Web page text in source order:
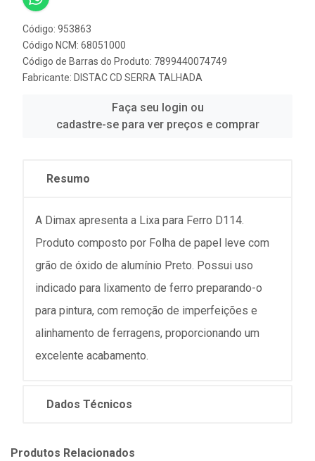
Código: 953863
Código NCM: 68051000
Código de Barras do Produto: 7899440074749
Fabricante: DISTAC CD SERRA TALHADA
Faça seu login ou
cadastre-se para ver preços e comprar
Resumo
A Dimax apresenta a Lixa para Ferro D114.
Produto composto por Folha de papel leve com
grão de óxido de alumínio Preto. Possui uso
indicado para lixamento de ferro preparando-o
para pintura, com remoção de imperfeições e
alinhamento de ferragens, proporcionando um
excelente acabamento.
Dados Técnicos
Produtos Relacionados